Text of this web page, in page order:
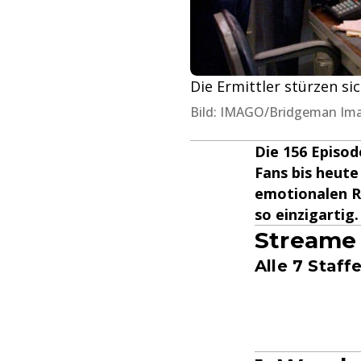
Die Ermittler stürzen
Bild: IMAGO/Bridgeman
Die 156
Fans bis
emotionalen
so
Alle 7